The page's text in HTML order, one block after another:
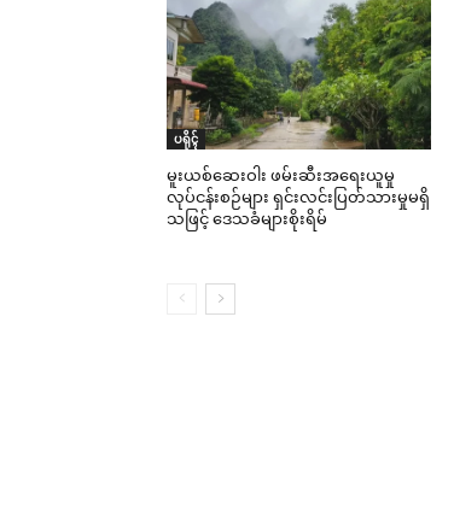
ပရိုၚ်
မူးယစ်ဆေးဝါး ဖမ်းဆီးအရေးယူမှု
လုပ်ငန်းစဉ်များ ရှင်းလင်းပြတ်သားမှုမရှိ
သဖြင့် ဒေသခံများစိုးရိမ်